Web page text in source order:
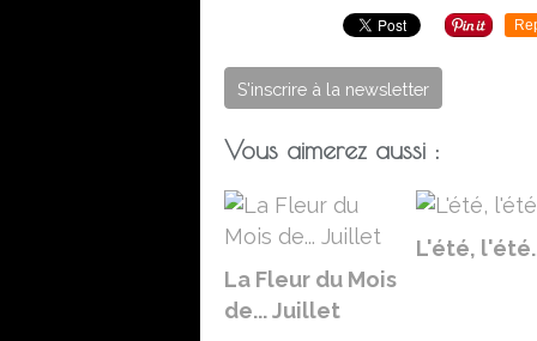
S'inscrire à la newsletter
Vous aimerez aussi :
La Fleur du Mois
de... Juillet
L'été,